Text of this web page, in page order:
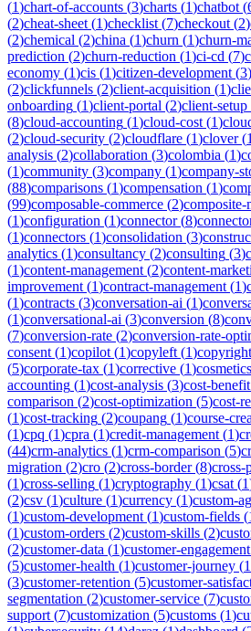
(1)chart-of-accounts (3)charts (1)chatbot (
(2)cheat-sheet (1)checklist (7)checkout (2)
(2)chemical (2)china (1)churn (1)churn-
prediction (2)churn-reduction (1)ci-cd (7)
economy (1)cis (1)citizen-development (3)
(2)clickfunnels (2)client-acquisition (1)
onboarding (1)client-portal (2)client-setup
(8)cloud-accounting (1)cloud-cost (1)
(2)cloud-security (2)cloudflare (1)clover(1
analysis (2)collaboration (3)colombia (1)
(1)community (3)company (1)company-
(88)comparisons (1)compensation (1)
(99)composable-commerce (2)composite-
(1)configuration (1)connector(8)
(1)connectors (1)consolidation (3)
analytics (1)consultancy (2)consulting (3)
(1)content-management (2)content-
improvement (1)contract-management (1)
(1)contracts (3)conversation-ai (1)
(1)conversational-ai (3)conversion (8)
(7)conversion-rate (2)conversion-rate-
consent (1)copilot (1)copyleft (1)
(5)corporate-tax (1)corrective (1)cosmetics
accounting (1)cost-analysis (3)cost-benefit
comparison (2)cost-optimization (5)cost-
(1)cost-tracking (2)coupang (1)course-
(1)cpq (1)cpra (1)credit-management (1)
(44)crm-analytics (1)crm-comparison (5)
migration (2)cro (2)cross-border(8)cross-
(1)cross-selling (1)cryptography (1)csat (1
(2)csv (1)culture (1)currency (1)custom-
(1)custom-development (1)custom-fields (
(1)custom-orders (2)custom-skills (2)
(2)customer-data (1)customer-engagement
(5)customer-health (1)customer-journey (1
(3)customer-retention (5)customer-
segmentation (2)customer-service (7)
support (7)customization (5)customs (1)